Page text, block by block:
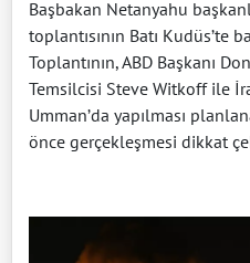
Başbakan Netanyahu
toplantısının Batı Kudüs’te
Toplantının, ABD Başkanı
Temsilcisi Steve Witkoff ile
Umman’da yapılması
önce gerçekleşmesi dikkat